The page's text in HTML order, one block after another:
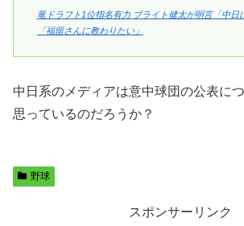
竜ドラフト1位指名有力 ブライト健太が明言「中日
「福留さんに教わりたい」
中日系のメディアは意中球団の公表に
思っているのだろうか？
野球
スポンサーリンク